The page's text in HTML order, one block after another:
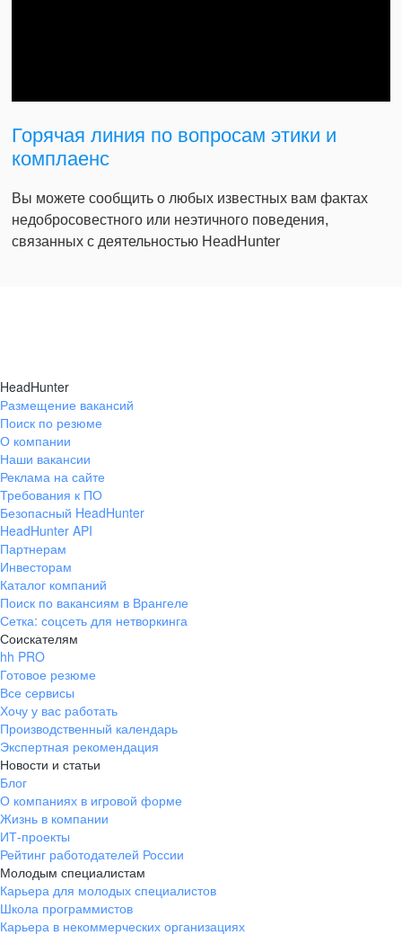
Горячая линия по вопросам этики и
комплаенс
Вы можете сообщить о любых известных вам фактах
недобросовестного или неэтичного поведения,
связанных с деятельностью HeadHunter
HeadHunter
Размещение вакансий
Поиск по резюме
О компании
Наши вакансии
Реклама на сайте
Требования к ПО
Безопасный HeadHunter
HeadHunter API
Партнерам
Инвесторам
Каталог компаний
Поиск по вакансиям в Врангеле
Сетка: соцсеть для нетворкинга
Соискателям
hh PRO
Готовое резюме
Все сервисы
Хочу у вас работать
Производственный календарь
Экспертная рекомендация
Новости и статьи
Блог
О компаниях в игровой форме
Жизнь в компании
ИТ-проекты
Рейтинг работодателей России
Молодым специалистам
Карьера для молодых специалистов
Школа программистов
Карьера в некоммерческих организациях